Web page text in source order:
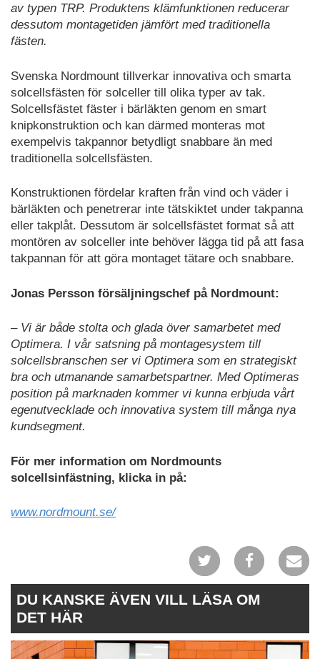
av typen TRP. Produktens klämfunktionen reducerar
dessutom montagetiden jämfört med traditionella
fästen.
Svenska Nordmount tillverkar innovativa och smarta
solcellsfästen för solceller till olika typer av tak.
Solcellsfästet fäster i bärläkten genom en smart
knipkonstruktion och kan därmed monteras mot
exempelvis takpannor betydligt snabbare än med
traditionella solcellsfästen.
Konstruktionen fördelar kraften från vind och väder i
bärläkten och penetrerar inte tätskiktet under takpanna
eller takplåt. Dessutom är solcellsfästet format så att
montören av solceller inte behöver lägga tid på att fasa
takpannan för att göra montaget tätare och snabbare.
Jonas Persson försäljningschef på Nordmount:
– Vi är både stolta och glada över samarbetet med
Optimera. I vår satsning på montagesystem till
solcellsbranschen ser vi Optimera som en strategiskt
bra och utmanande samarbetspartner. Med Optimeras
position på marknaden kommer vi kunna erbjuda vårt
egenutvecklade och innovativa system till många nya
kundsegment.
För mer information om Nordmounts
solcellsinfästning, klicka in på:
www.nordmount.se/
DU KANSKE ÄVEN VILL LÄSA OM
DET HÄR